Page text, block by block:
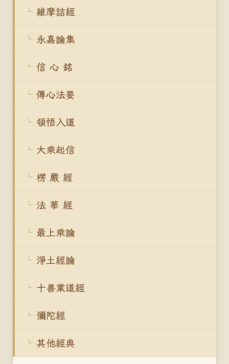
維摩詰經
永嘉論集
信 心 銘
傳心法要
頓悟入道
大乘起信
楞 嚴 經
法 華 經
最上乘論
淨土經論
十善業道經
彌陀經
其他經典